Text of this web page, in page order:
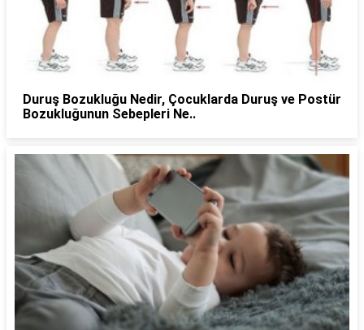
Duruş Bozukluğu Nedir, Çocuklarda Duruş ve Postür
Bozukluğunun Sebepleri Ne..